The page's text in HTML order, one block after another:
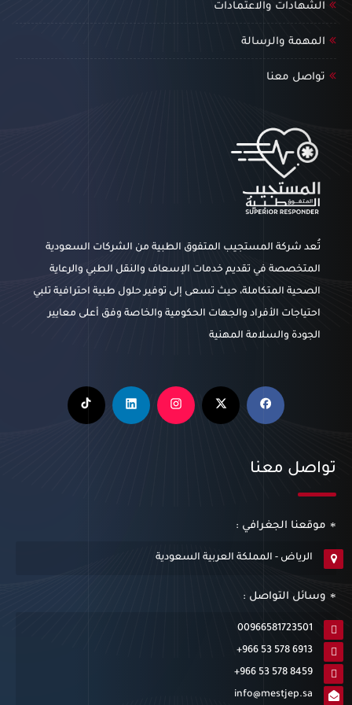
الشهادات والاعتمادات
المهمة والرسالة
تواصل معنا
تُعد شركة المستجيب المتفوق الطبية من الشركات السعودية
المتخصصة في تقديم خدمات الإسعاف والنقل الطبي والرعاية
الصحية المتكاملة، حيث تسعى إلى توفير حلول طبية احترافية تلبي
احتياجات الأفراد والجهات الحكومية والخاصة وفق أعلى معايير
الجودة والسلامة المهنية
تواصل معنا
موقعنا الجغرافي :
الرياض - المملكة العربية السعودية
وسائل التواصل :
00966581723501
+966 53 578 6913
+966 53 578 8459
info@mestjep.sa